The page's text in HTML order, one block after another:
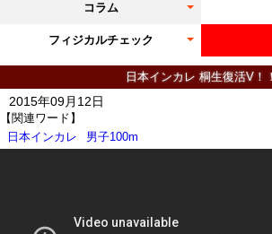
コラム
フィジカルチェック
日本インカレ 桐生復活V！！
【関連ワード】
日本インカレ
男子100m
2015年09月12日